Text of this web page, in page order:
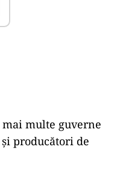
multe guverne
producători de